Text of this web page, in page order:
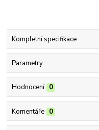
Kompletní specifikace
Parametry
Hodnocení 0
Komentáře 0